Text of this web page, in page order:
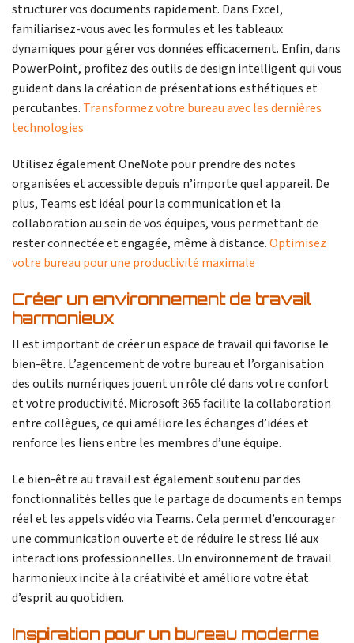
structurer vos documents rapidement. Dans Excel,
familiarisez-vous avec les formules et les tableaux
dynamiques pour gérer vos données efficacement. Enfin, dans
PowerPoint, profitez des outils de design intelligent qui vous
guident dans la création de présentations esthétiques et
percutantes. Transformez votre bureau avec les dernières
technologies
Utilisez également OneNote pour prendre des notes
organisées et accessible depuis n’importe quel appareil. De
plus, Teams est idéal pour la communication et la
collaboration au sein de vos équipes, vous permettant de
rester connectée et engagée, même à distance.Optimisez
votre bureau pour une productivité maximale
Créer un environnement de travail
harmonieux
Il est important de créer un espace de travail qui favorise le
bien-être. L’agencement de votre bureau et l’organisation
des outils numériques jouent un rôle clé dans votre confort
et votre productivité. Microsoft 365 facilite la collaboration
entre collègues, ce qui améliore les échanges d’idées et
renforce les liens entre les membres d’une équipe.
Le bien-être au travail est également soutenu par des
fonctionnalités telles que le partage de documents en temps
réel et les appels vidéo via Teams. Cela permet d’encourager
une communication ouverte et de réduire le stress lié aux
interactions professionnelles. Un environnement de travail
harmonieux incite à la créativité et améliore votre état
d’esprit au quotidien.
Inspiration pour un bureau moderne